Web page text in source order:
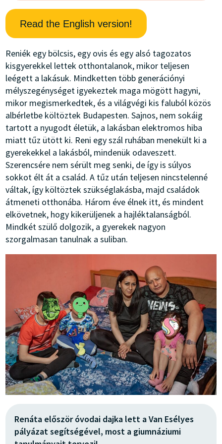
Read the English version!
Reniék egy bölcsis, egy ovis és egy alsó tagozatos
kisgyerekkel lettek otthontalanok, mikor teljesen
leégett a lakásuk. Mindketten több generációnyi
mélyszegénységet igyekeztek maga mögött hagyni,
mikor megismerkedtek, és a világvégi kis faluból közös
albérletbe költöztek Budapesten. Sajnos, nem sokáig
tartott a nyugodt életük, a lakásban elektromos hiba
miatt tűz ütött ki. Reni egy szál ruhában menekült ki a
gyerekekkel a lakásból, mindenük odaveszett.
Szerencsére nem sérült meg senki, de így is súlyos
sokkot élt át a család. A tűz után teljesen nincstelenné
váltak, így költöztek szükséglakásba, majd családok
átmeneti otthonába. Három éve élnek itt, és mindent
elkövetnek, hogy kikerüljenek a hajléktalanságból.
Mindkét szülő dolgozik, a gyerekek nagyon
szorgalmasan tanulnak a suliban.
Renáta először óvodai dajka lett a Van Esélyes
pályázat segítségével, most a giumnáziumi